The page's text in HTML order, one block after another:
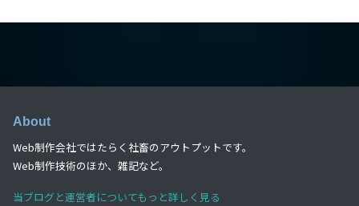
About
Web制作会社ではたらく社畜のアウトプットです。
Web制作技術のほか、雑記など。
当ブログと運営者についてもっと詳しく見る